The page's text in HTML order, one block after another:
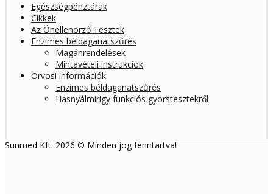
Egészségpénztárak
Cikkek
Az Önellenörző Tesztek
Enzimes béldaganatszűrés
Magánrendelések
Mintavételi instrukciók
Orvosi információk
Enzimes béldaganatszűrés
Hasnyálmirigy funkciós gyorstesztekről
Sunmed Kft. 2026 © Minden jog fenntartva!